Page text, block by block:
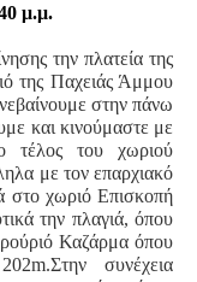
μ.μ.
την πλατεία της
της Παχειάς Άμμου
στην πάνω
και κινούμαστε με
τέλος του χωριού
με τον επαρχιακό
στο χωριό Eπισκοπή
την πλαγιά, όπου
Καζάρμα όπου
συνέχεια